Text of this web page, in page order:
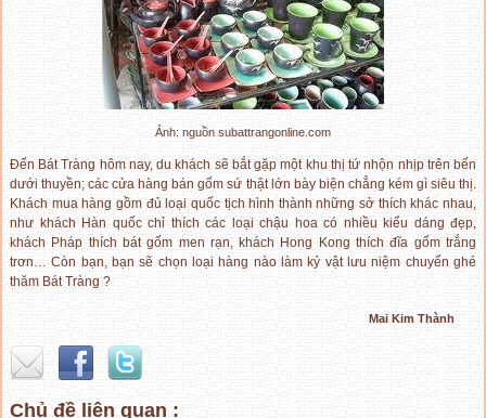
Ảnh: nguồn subattrangonline.com
Đến Bát Tràng hôm nay, du khách sẽ bắt gặp một khu thị tứ nhộn nhịp trên bến
dưới thuyền; các cửa hàng bán gốm sứ thật lớn bày biện chẳng kém gì siêu thị.
Khách mua hàng gồm đủ loại quốc tịch hình thành những sở thích khác nhau,
như khách Hàn quốc chỉ thích các loại chậu hoa có nhiều kiểu dáng đẹp,
khách Pháp thích bát gốm men rạn, khách Hong Kong thích đĩa gốm trắng
trơn… Còn bạn, bạn sẽ chọn loại hàng nào làm kỷ vật lưu niệm chuyến ghé
thăm Bát Tràng ?
Mai Kim Thành
Chủ đề liên quan :